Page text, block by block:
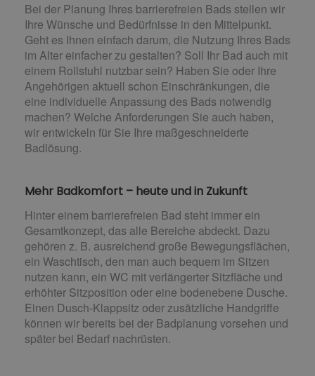
Bei der Planung Ihres barrierefreien Bads stellen wir
Ihre Wünsche und Bedürfnisse in den Mittelpunkt.
Geht es Ihnen einfach darum, die Nutzung Ihres Bads
im Alter einfacher zu gestalten? Soll Ihr Bad auch mit
einem Rollstuhl nutzbar sein? Haben Sie oder Ihre
Angehörigen aktuell schon Einschränkungen, die
eine individuelle Anpassung des Bads notwendig
machen? Welche Anforderungen Sie auch haben,
wir entwickeln für Sie Ihre maßgeschneiderte
Badlösung.
Mehr Badkomfort – heute und in Zukunft
Hinter einem barrierefreien Bad steht immer ein
Gesamtkonzept, das alle Bereiche abdeckt. Dazu
gehören z. B. ausreichend große Bewegungsflächen,
ein Waschtisch, den man auch bequem im Sitzen
nutzen kann, ein WC mit verlängerter Sitzfläche und
erhöhter Sitzposition oder eine bodenebene Dusche.
Einen Dusch-Klappsitz oder zusätzliche Handgriffe
können wir bereits bei der Badplanung vorsehen und
später bei Bedarf nachrüsten.